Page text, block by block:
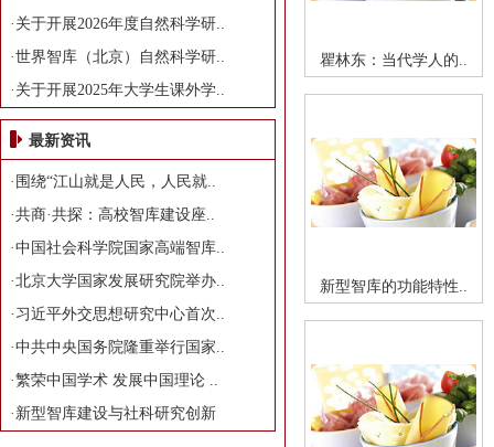
· 关于开展2026年度自然科学研..
·世界智库（北京）自然科学研..
· 关于开展2025年大学生课外学..
最新资讯
· 围绕“江山就是人民，人民就..
·共商·共探：高校智库建设座..
·中国社会科学院国家高端智库..
·北京大学国家发展研究院举办..
· 习近平外交思想研究中心首次..
·中共中央国务院隆重举行国家..
·繁荣中国学术 发展中国理论 ..
· 新型智库建设与社科研究创新
瞿林东：当代学人的..
新型智库的功能特性..